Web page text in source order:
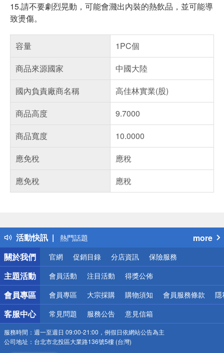
15.請不要劇烈晃動，可能會濺出內裝的熱飲品，並可能導
致燙傷。
容量
1PC個
商品來源國家
中國大陸
國內負責廠商名稱
高佳林實業(股)
商品高度
9.7000
商品寬度
10.0000
應免稅
應稅
應免稅
應稅
活動快訊
得獎公告
熱門話題
銀行優惠
偏遠地區配送
詐騙網頁！請小心！
more
關於我們
官網 促銷目錄 分店資訊 保險服務
主題活動 會員活動 注目活動 得獎公佈
會員專區 會員專區 大宗採購 購物須知 會員服務條款 隱
客服中心 常見問題 服務公告 意見信箱
服務時間： 週一至週日 09:00-21:00，例假日依網站公告為主
公司地址： 台北市北投區大業路136號5樓 (台灣)